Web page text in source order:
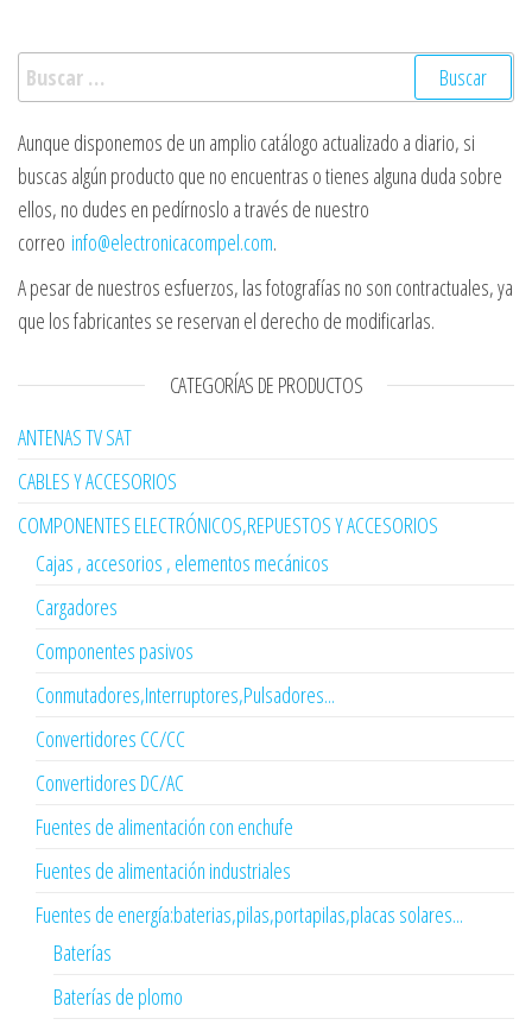
Buscar:
Aunque disponemos de un amplio catálogo actualizado a diario, si
buscas algún producto que no encuentras o tienes alguna duda sobre
ellos, no dudes en pedírnoslo a través de nuestro
correo info@electronicacompel.com.
A pesar de nuestros esfuerzos, las fotografías no son contractuales, ya
que los fabricantes se reservan el derecho de modificarlas.
CATEGORÍAS DE PRODUCTOS
ANTENAS TV SAT
CABLES Y ACCESORIOS
COMPONENTES ELECTRÓNICOS,REPUESTOS Y ACCESORIOS
Cajas , accesorios , elementos mecánicos
Cargadores
Componentes pasivos
Conmutadores,Interruptores,Pulsadores...
Convertidores CC/CC
Convertidores DC/AC
Fuentes de alimentación con enchufe
Fuentes de alimentación industriales
Fuentes de energía:baterias,pilas,portapilas,placas solares...
Baterías
Baterías de plomo